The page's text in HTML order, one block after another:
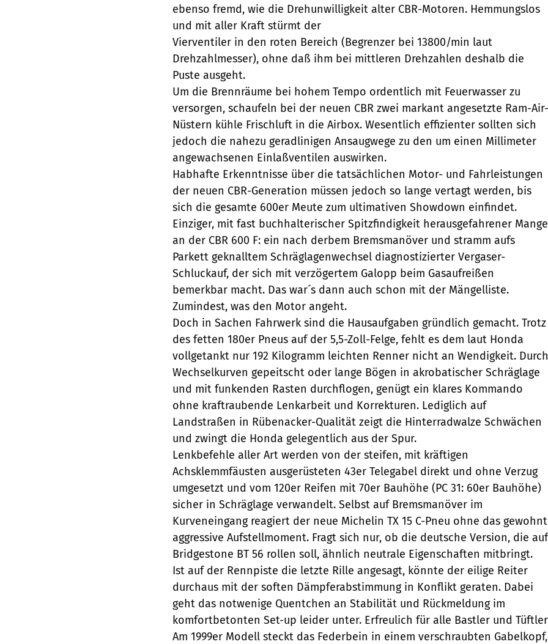
ebenso fremd, wie die Drehunwilligkeit alter CBR-Motoren. Hemmungslos
und mit aller Kraft stürmt der
Vierventiler in den roten Bereich (Begrenzer bei 13800/min laut
Drehzahlmesser), ohne daß ihm bei mittleren Drehzahlen deshalb die
Puste ausgeht.
Um die Brennräume bei hohem Tempo ordentlich mit Feuerwasser zu
versorgen, schaufeln bei der neuen CBR zwei markant angesetzte Ram-Air-
Nüstern kühle Frischluft in die Airbox. Wesentlich effizienter sollten sich
jedoch die nahezu geradlinigen Ansaugwege zu den um einen Millimeter
angewachsenen Einlaßventilen auswirken.
Habhafte Erkenntnisse über die tatsächlichen Motor- und Fahrleistungen
der neuen CBR-Generation müssen jedoch so lange vertagt werden, bis
sich die gesamte 600er Meute zum ultimativen Showdown einfindet.
Einziger, mit fast buchhalterischer Spitzfindigkeit herausgefahrener
an der CBR 600 F: ein nach derbem Bremsmanöver und stramm aufs
Parkett geknalltem Schräglagenwechsel diagnostizierter Vergaser-
Schluckauf, der sich mit verzögertem Galopp beim Gasaufreißen
bemerkbar macht. Das war´s dann auch schon mit der Mängelliste.
Zumindest, was den Motor angeht.
Doch in Sachen Fahrwerk sind die Hausaufgaben gründlich gemacht. Trotz
des fetten 180er Pneus auf der 5,5-Zoll-Felge, fehlt es dem laut Honda
vollgetankt nur 192 Kilogramm leichten Renner nicht an Wendigkeit. Durch
Wechselkurven gepeitscht oder lange Bögen in akrobatischer Schräglage
und mit funkenden Rasten durchflogen, genügt ein klares Kommando
ohne kraftraubende Lenkarbeit und Korrekturen. Lediglich auf
Landstraßen in Rübenacker-Qualität zeigt die Hinterradwalze Schwächen
und zwingt die Honda gelegentlich aus der Spur.
Lenkbefehle aller Art werden von der steifen, mit kräftigen
Achsklemmfäusten ausgerüsteten 43er Telegabel direkt und ohne Verzug
umgesetzt und vom 120er Reifen mit 70er Bauhöhe (PC 31: 60er Bauhöhe)
sicher in Schräglage verwandelt. Selbst auf Bremsmanöver im
Kurveneingang reagiert der neue Michelin TX 15 C-Pneu ohne das gewohnt
aggressive Aufstellmoment. Fragt sich nur, ob die deutsche Version, die auf
Bridgestone BT 56 rollen soll, ähnlich neutrale Eigenschaften mitbringt.
Ist auf der Rennpiste die letzte Rille angesagt, könnte der eilige Reiter
durchaus mit der soften Dämpferabstimmung in Konflikt geraten. Dabei
geht das notwenige Quentchen an Stabilität und Rückmeldung im
komfortbetonten Set-up leider unter. Erfreulich für alle Bastler und
Am 1999er Modell steckt das Federbein in einem verschraubten Gabelkopf,